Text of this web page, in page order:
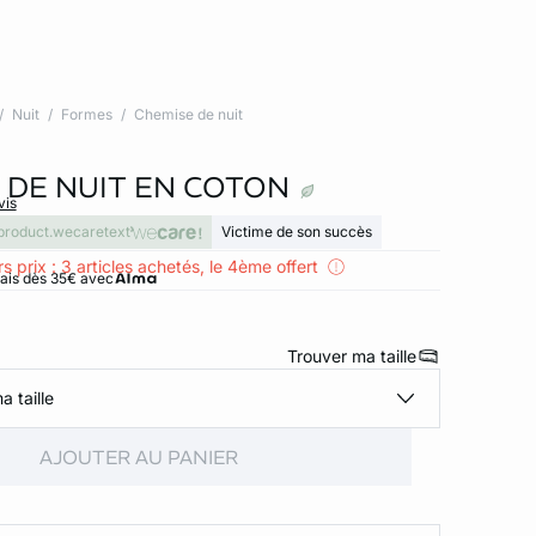
Nuit Formes Chemise de nuit
NUIT EN COTON
prix : 3 articles achetés, le 4ème offert
Victime de son succès
dès 35€ avec
Trouver ma taille
taille
AJOUTER AU PANIER